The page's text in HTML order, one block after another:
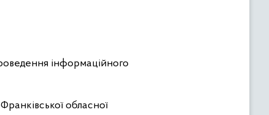
інформаційного
обласної